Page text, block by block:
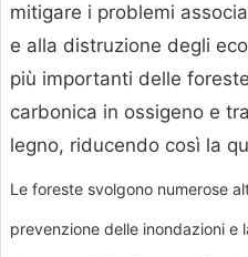
mitigare i problemi
e alla distruzione degli
più importanti delle
carbonica in ossigeno e
legno, riducendo così la
Le foreste svolgono numerose
prevenzione delle inondazioni e